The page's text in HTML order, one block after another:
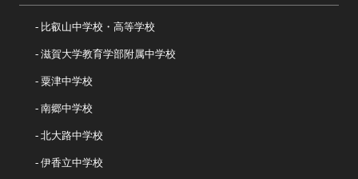
比叡山中学校・高等学校
滋賀大学教育学部附属中学校
粟津中学校
南郷中学校
北大路中学校
伊香立中学校